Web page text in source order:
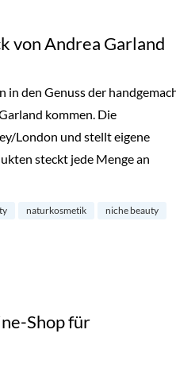
von Andrea Garland
den Genuss der
kommen. Die
London und stellt eigene
steckt jede Menge an
Schmuck von Andrea
naturkosmetik
niche beauty
Shop für